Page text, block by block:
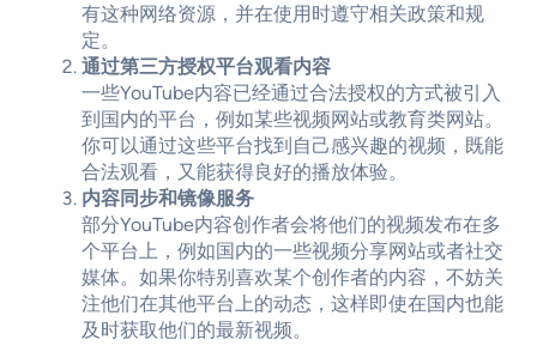
有这种网络资源，并在使用时遵守相关政策和规
定。
通过第三方授权平台观看内容
一些YouTube内容已经通过合法授权的方式被引入
到国内的平台，例如某些视频网站或教育类网站。
你可以通过这些平台找到自己感兴趣的视频，既能
合法观看，又能获得良好的播放体验。
内容同步和镜像服务
部分YouTube内容创作者会将他们的视频发布在多
个平台上，例如国内的一些视频分享网站或者社交
媒体。如果你特别喜欢某个创作者的内容，不妨关
注他们在其他平台上的动态，这样即使在国内也能
及时获取他们的最新视频。